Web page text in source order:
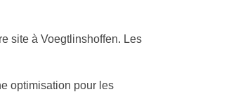
site à Voegtlinshoffen. Les
optimisation pour les